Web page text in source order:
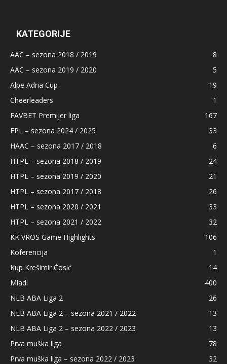
KATEGORIJE
AAC – sezona 2018 / 2019
8
AAC – sezona 2019 / 2020
5
Alpe Adria Cup
19
Cheerleaders
1
FAVBET Premijer liga
167
FPL – sezona 2024 / 2025
33
HAAC – sezona 2017 / 2018
6
HTPL – sezona 2018 / 2019
24
HTPL – sezona 2019 / 2020
21
HTPL – sezona 2017 / 2018
26
HTPL – sezona 2020 / 2021
33
HTPL – sezona 2021 / 2022
32
KK VROS Game Highlights
106
Koferencija
1
Kup Krešimir Ćosić
14
Mladi
400
NLB ABA Liga 2
26
NLB ABA Liga 2 – sezona 2021 / 2022
13
NLB ABA Liga 2 – sezona 2022 / 2023
13
Prva muška liga
78
Prva muška liga – sezona 2022 / 2023
32